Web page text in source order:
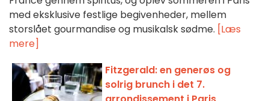
med eksklusive festlige begivenheder, mellem
storslået gourmandise og musikalsk sødme. [Læs
mere]
Fitzgerald: en generøs og
solrig brunch i det 7.